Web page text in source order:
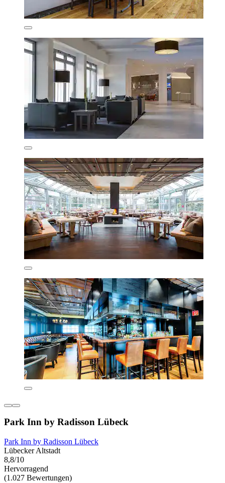
Park Inn by Radisson Lübeck
Park Inn by Radisson Lübeck
Lübecker Altstadt
8,8/10
Hervorragend
(1.027 Bewertungen)